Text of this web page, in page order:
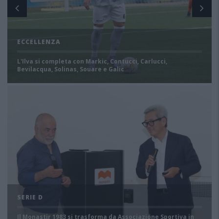
ECCELLENZA
L'Ilva si completa con Markic, Contucci, Carlucci,
Bevilacqua, Solinas, Souare e Galic
SERIE D
Il Monastir 1983 si trasforma da Associazione Sportiva in